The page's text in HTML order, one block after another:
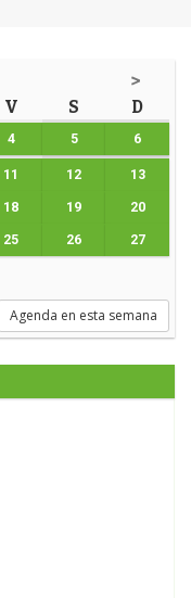
>
V S D
4 5 6
11 12 13
18 19 20
25 26 27
Agenda en esta semana